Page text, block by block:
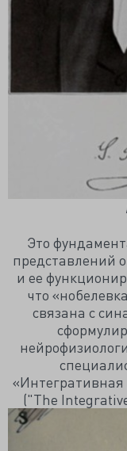
Это
представлений
и ее
что
связана с
«Интегративная
("The